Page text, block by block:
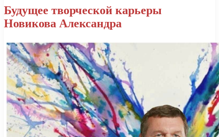
Будущее творческой карьеры
Новикова Александра